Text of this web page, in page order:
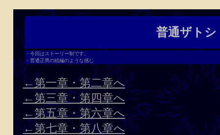
普通ザトシ
・今回はストーリー制です。
・普通正男の続編のような感じ
←第一章・第二章へ
←第三章・第四章へ
←第五章・第六章へ
←第七章・第八章へ